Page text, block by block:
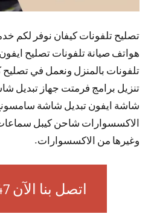
تصليح تلفونات كيفان نوفر لكم
هواتف صيانة تلفونات تصليح
تلفونات بالمنزل ونعمل في تصليح
تنزيل برامج فرمتت جهاز تبديل
شاشة ايفون تبديل شاشة
الاكسسوارات شاحن كيبل
وغيرها من الاكسسوارات.
اتصل بنا الآن 56585547